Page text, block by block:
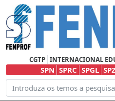
CGTP INTERNACIONAL
SPN SPRC SPGL